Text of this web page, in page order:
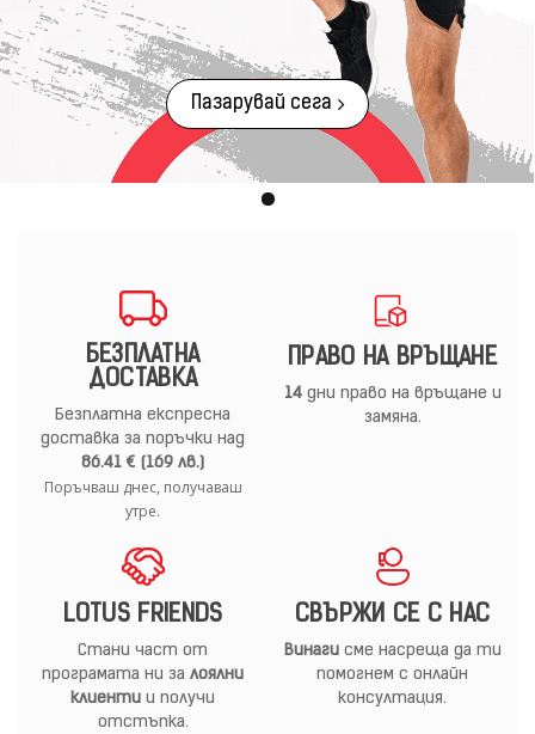
Пазарувай сега
БЕЗПЛАТНА
ДОСТАВКА
Безплатна експресна
доставка за поръчки над
86.41 € (169 лв.)
Поръчваш днес, получаваш
утре.
ПРАВО НА ВРЪЩАНЕ
14дни право на връщане и
замяна.
LOTUS FRIENDS
Стани част от
програмата ни за лоялни
клиенти и получи
отстъпка.
СВЪРЖИ СЕ С НАС
Винагисме насреща да ти
помогнем с онлайн
консултация.